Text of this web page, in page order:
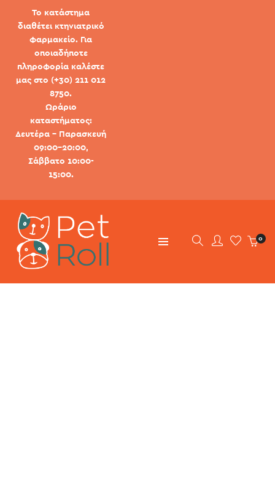
Το κατάστημα
διαθέτει κτηνιατρικό
φαρμακείο. Για
οποιαδήποτε
πληροφορία καλέστε
μας στο (+30) 211 012
8750.
Ωράριο
καταστήματος:
Δευτέρα - Παρασκευή
09:00-20:00,
Σάββατο 10:00-
15:00.
0